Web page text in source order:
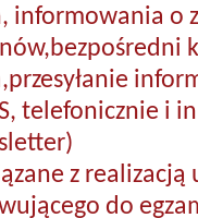
informowania o
telefonicznie i
z realizacją
do